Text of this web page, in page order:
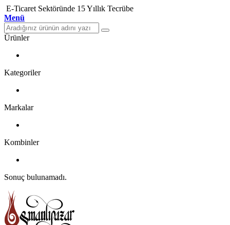
E-Ticaret Sektöründe 15 Yıllık Tecrübe
Menü
Ürünler
Kategoriler
Markalar
Kombinler
Sonuç bulunamadı.